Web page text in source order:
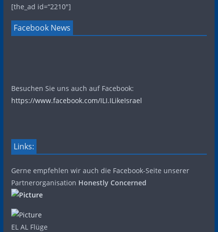
[the_ad id=“2210″]
Facebook News
Besuchen Sie uns auch auf Facebook:
https://www.facebook.com/ILI.ILikeIsrael
Links:
Gerne empfehlen wir auch die Facebook-Seite unserer
Partnerorganisation Honestly Concerned
EL AL Flüge